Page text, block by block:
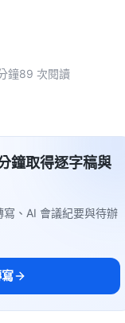
鐘89 次閱讀
鐘取得逐字稿與
、AI 會議紀要與待辦